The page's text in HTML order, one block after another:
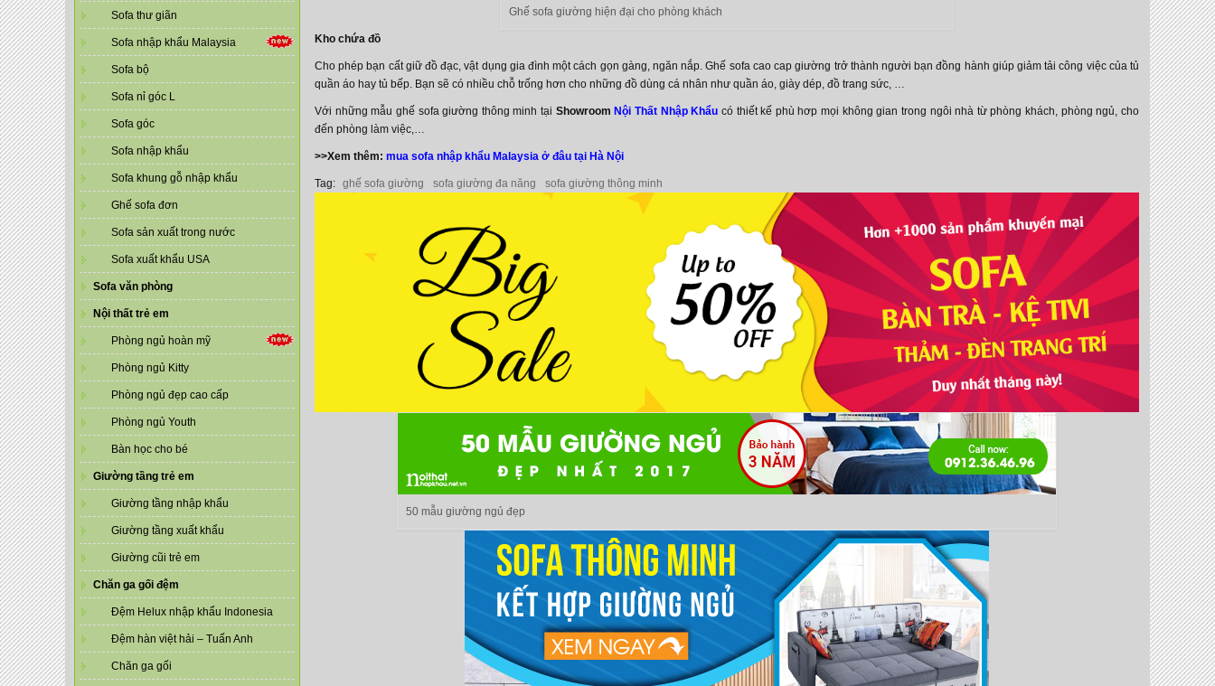
Sofa thư giãn
Sofa nhập khẩu Malaysia
Sofa bộ
Sofa nỉ góc L
Sofa góc
Sofa nhập khẩu
Sofa khung gỗ nhập khẩu
Ghế sofa đơn
Sofa sản xuất trong nước
Sofa xuất khẩu USA
Sofa văn phòng
Nội thất trẻ em
Phòng ngủ hoàn mỹ
Phòng ngủ Kitty
Phòng ngủ đẹp cao cấp
Phòng ngủ Youth
Bàn học cho bé
Giường tầng trẻ em
Giường tầng nhập khẩu
Giường tầng xuất khẩu
Giường cũi trẻ em
Chăn ga gối đệm
Đệm Helux nhập khẩu Indonesia
Đệm hàn việt hải – Tuấn Anh
Chăn ga gối
Ghế sofa giường hiện đại cho phòng khách
Kho chứa đồ
Cho phép bạn cất giữ đồ đạc, vật dụng gia đình một cách gọn gàng, ngăn nắp. Ghế sofa cao cap giường trở thành người bạn đồng hành giúp giảm tải công việc của tủ
quần áo hay tủ bếp. Bạn sẽ có nhiều chỗ trống hơn cho những đồ dùng cá nhân như quần áo, giày dép, đồ trang sức, …
Với những mẫu ghế sofa giường thông minh tại Showroom Nội Thất Nhập Khẩu có thiết kế phù hơp mọi không gian trong ngôi nhà từ phòng khách, phòng ngủ, cho
đến phòng làm việc,…
>>Xem thêm: mua sofa nhập khẩu Malaysia ở đâu tại Hà Nội
Tag: ghế sofa giường sofa giường đa năng sofa giường thông minh
50 mẫu giường ngủ đẹp